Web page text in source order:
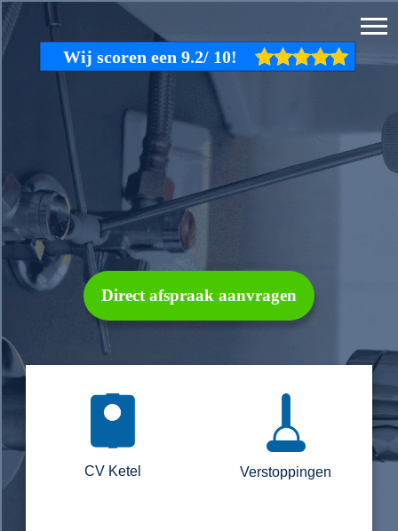
Direct afspraak aanvragen
CV Ketel Verstoppingen